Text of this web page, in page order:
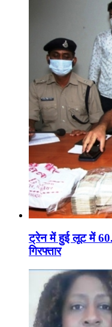
ट्रेन में हुई लूट में
गिरफ्तार